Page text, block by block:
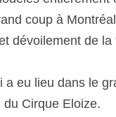
RAPIDE
coup à
dévoilement de la
a eu lieu dans le
Cirque Eloize.